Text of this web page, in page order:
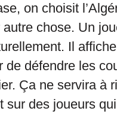
on choisit
autre chose. Un
Il
de défendre les
Ça ne servira à
sur des joueurs